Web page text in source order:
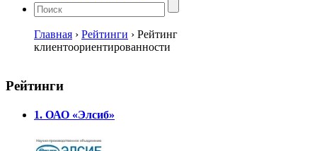
Главная › Рейтинги › Рейтинг
клиентоориентированности
Рейтинги
1. ОАО «Элсиб»